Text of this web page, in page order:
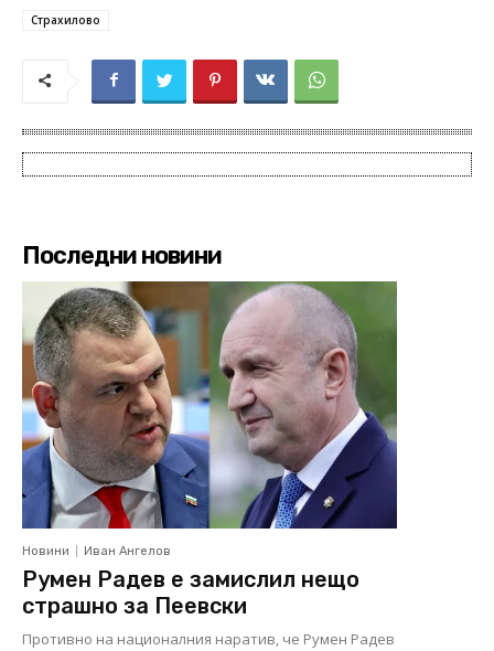
Страхилово
Последни новини
Новини Иван Ангелов
Румен Радев е замислил нещо
страшно за Пеевски
Противно на националния наратив, че Румен Радев